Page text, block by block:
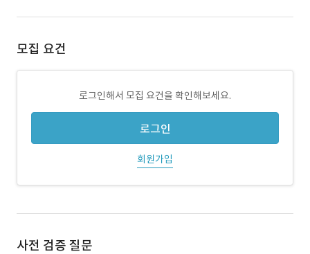
모집 요건
로그인해서 모집 요건을 확인해보세요.
로그인
회원가입
사전 검증 질문